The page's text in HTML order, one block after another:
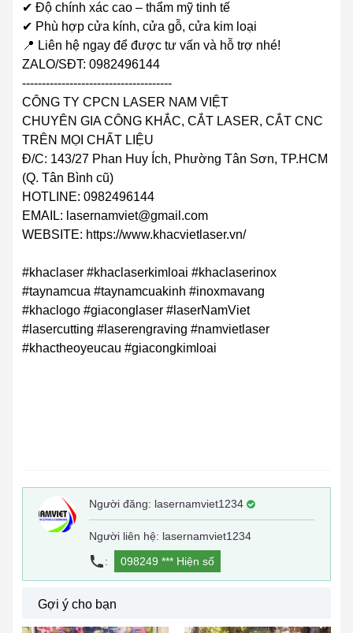
✔ Độ chính xác cao – thẩm mỹ tinh tế
✔ Phù hợp cửa kính, cửa gỗ, cửa kim loại
📍 Liên hệ ngay để được tư vấn và hỗ trợ nhé!
ZALO/SĐT: 0982496144
--------------------------------------
CÔNG TY CPCN LASER NAM VIỆT
CHUYÊN GIA CÔNG KHẮC, CẮT LASER, CẮT CNC
TRÊN MỌI CHẤT LIỆU
Đ/C: 143/27 Phan Huy Ích, Phường Tân Sơn, TP.HCM
(Q. Tân Bình cũ)
HOTLINE: 0982496144
EMAIL: lasernamviet@gmail.com
WEBSITE: https://www.khacvietlaser.vn/
#khaclaser #khaclaserkimloai #khaclaserinox
#taynamcua #taynamcuakinh #inoxmavang
#khaclogo #giaconglaser #laserNamViet
#lasercutting #laserengraving #namvietlaser
#khactheoyeucau #giacongkimloai
Người đăng: lasernamviet1234
Người liên hệ: lasernamviet1234
:
098249 *** Hiện số
Gợi ý cho bạn